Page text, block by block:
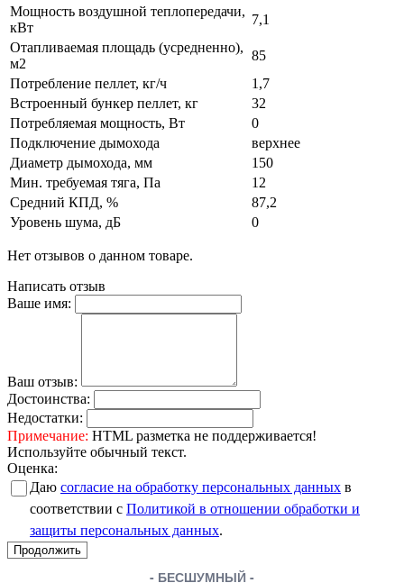
Мощность воздушной теплопередачи,
кВт
7,1
Отапливаемая площадь (усредненно),
м2
85
Потребление пеллет, кг/ч
1,7
Встроенный бункер пеллет, кг
32
Потребляемая мощность, Вт
0
Подключение дымохода
верхнее
Диаметр дымохода, мм
150
Мин. требуемая тяга, Па
12
Средний КПД, %
87,2
Уровень шума, дБ
0
Нет отзывов о данном товаре.
Написать отзыв
Ваше имя:
Ваш отзыв:
Достоинства:
Недостатки:
Примечание: HTML разметка не поддерживается!
Используйте обычный текст.
Оценка:
Даю согласие на обработку персональных данных в
соответствии с Политикой в отношении обработки и
защиты персональных данных.
Продолжить
- БЕСШУМНЫЙ -